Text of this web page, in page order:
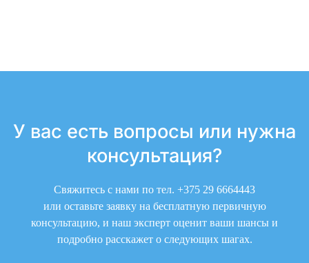
У вас есть вопросы или нужна
консультация?
Свяжитесь с нами по тел. +375 29 6664443
или оставьте заявку на бесплатную первичную
консультацию, и наш эксперт оценит ваши шансы и
подробно расскажет о следующих шагах.